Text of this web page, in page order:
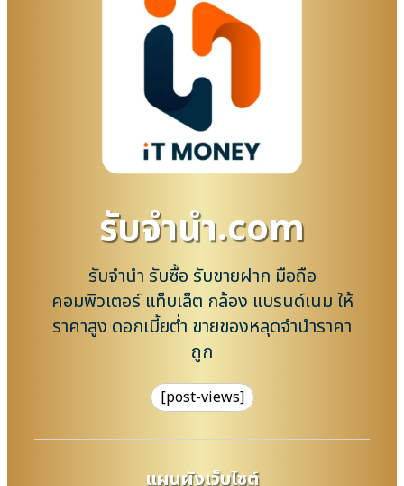
รับจํานํา.com
รับจำนำ รับซื้อ รับขายฝาก มือถือ
คอมพิวเตอร์ แท็บเล็ต กล้อง แบรนด์เนม ให้
ราคาสูง ดอกเบี้ยต่ำ ขายของหลุดจำนำราคา
ถูก
[post-views]
แผนผังเว็บไซต์